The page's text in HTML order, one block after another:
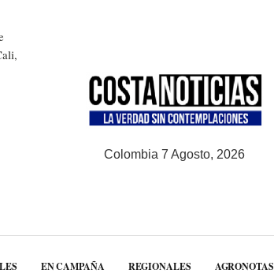
Colombia 7 Agosto, 2026
EN CAMPAÑA REGIONALES AGRONOTAS